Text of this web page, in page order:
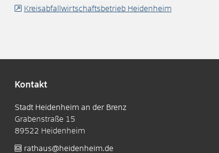
Kreisabfallwirtschaftsbetrieb Heidenheim
Kontakt
Stadt Heidenheim an der Brenz
Grabenstraße 15
89522 Heidenheim
rathaus@heidenheim.de